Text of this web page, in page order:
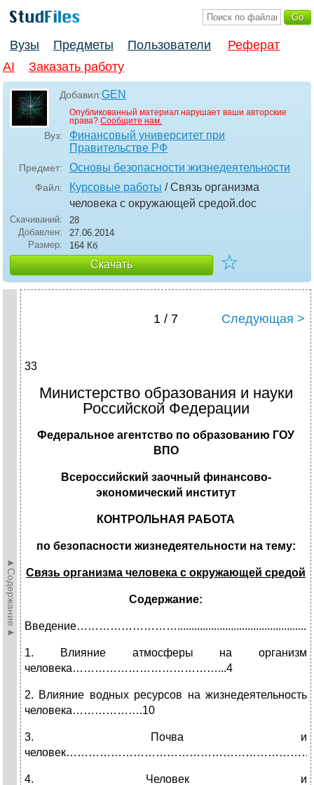
Вузы Предметы Пользователи
Реферат
AI
Заказать работу
Добавил:GEN
Опубликованный материал нарушает ваши авторские
права? Сообщите нам.
Вуз:
Финансовый университет при
Правительстве РФ
Предмет: Основы безопасности жизнедеятельности
Файл: Курсовые работы / Связь организма
человека с окружающей средой.doc
Скачиваний:
28
Добавлен:
27.06.2014
Размер:
164 Кб
Скачать ☆
►Содержание►
1 / 7 Следующая >
33
Министерство образования и науки
Российской Федерации
Федеральное агентство по образованию ГОУ
ВПО
Всероссийский заочный финансово-
экономический институт
КОНТРОЛЬНАЯ РАБОТА
по безопасности жизнедеятельности на тему:
Связь организма человека с окружающей средой
Содержание:
1. Влияние атмосферы на организм
человека…………………………………...4
2. Влияние водных ресурсов на жизнедеятельность
человека……………….10
3. Почва и
4. Человек и